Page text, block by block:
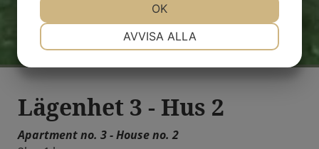
Lägenhet 3 - Hus 2
Apartment no. 3 - House no. 2
AVVISA ALLA
OK